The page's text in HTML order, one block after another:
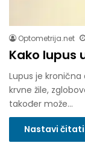
Optometrija.net
Kako lupus
Lupus je
krvne žile,
također može…
Nastavi čitati